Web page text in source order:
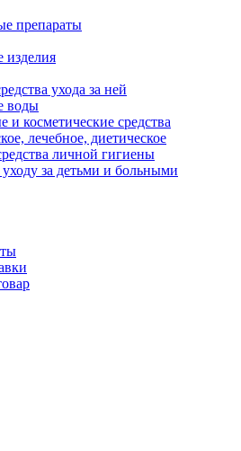
препараты
ухода за ней
воды
косметические средства
лечебное, диетическое
личной гигиены
за детьми и больными